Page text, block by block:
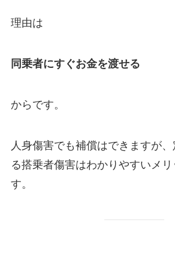
理由は
同乗者にすぐお金を渡せる
からです。
人身傷害でも補償はできますが
る搭乗者傷害はわかりやすいメ
す。